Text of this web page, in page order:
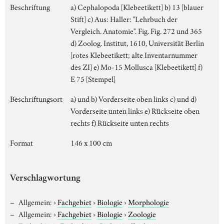
Beschriftung
a) Cephalopoda [Klebeetikett] b) 13 [blauer
Stift] c) Aus: Haller: "Lehrbuch der
Vergleich. Anatomie". Fig. Fig. 272 und 365
d) Zoolog. Institut, 1610, Universität Berlin
[rotes Klebeetikett; alte Inventarnummer
des ZI] e) Mo-15 Mollusca [Klebeetikett] f)
E 75 [Stempel]
Beschriftungsort
a) und b) Vorderseite oben links c) und d)
Vorderseite unten links e) Rückseite oben
rechts f) Rückseite unten rechts
Format
146 x 100 cm
Verschlagwortung
Allgemein:›Fachgebiet›Biologie›Morphologie
Allgemein:›Fachgebiet›Biologie›Zoologie